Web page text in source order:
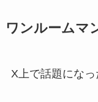
ワンルームマ
X上で話題になっ